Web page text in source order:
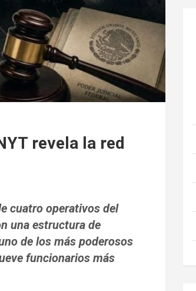
revela la red
cuatro operativos del
una estructura de
de los más poderosos
funcionarios más